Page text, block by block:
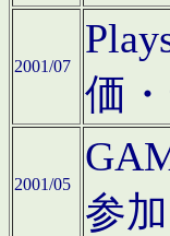
2001/07
価
2001/05
参